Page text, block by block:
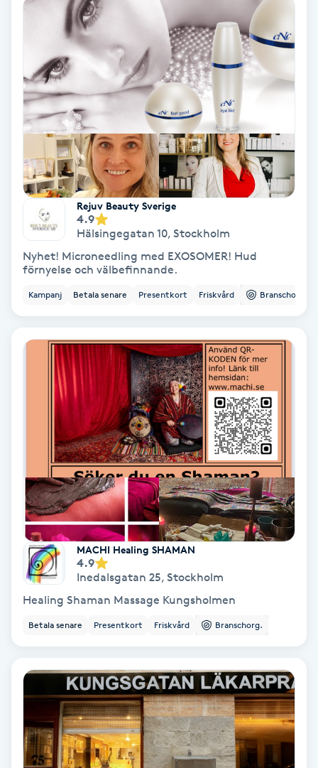
Ansiktsbehandling djuprengörande
Babylights
Balayage
Bambumassage
Barber
Barnklippning
BIAB
Bottenfärg
Brynformning
Brynfärgning
Brynplockning
Bröllopsuppsättning
Celluliter
Coachning
Color correction
Cryoterapi
Damklippning
Rejuv Beauty Sverige
4.9
Hälsingegatan 10, Stockholm
Nyhet! Microneedling med EXOSOMER! Hud
förnyelse och välbefinnande.
Kampanj Betala senare Presentkort Friskvård Branschorg.
MACHI Healing SHAMAN
4.9
Inedalsgatan 25, Stockholm
Healing Shaman Massage Kungsholmen
Betala senare Presentkort Friskvård Branschorg.